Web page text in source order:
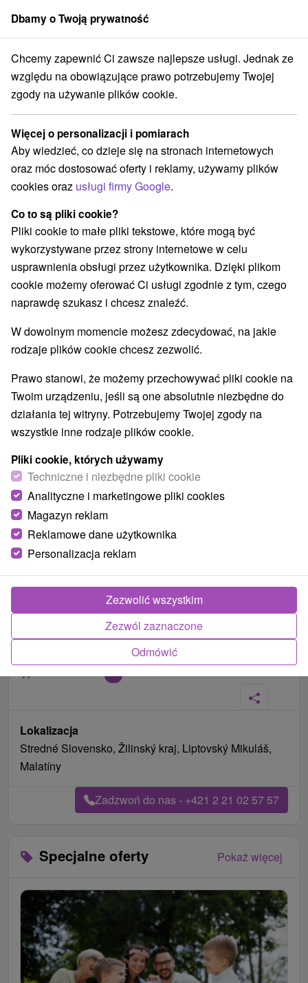
członek grupySorger
Žilinský kraj Malatíny Hotel Sojka *** Malatiny - Liptów
Hotel Sojka★★★Malatiny - Liptów
Malatíny
Rezerwacja i wybór oferty
Przejdź do lokalizacji
O URZĄDZENIA SPECJALNE OFERTY
SPRZĘT
OPINIE
Lokalizacja
Stredné Slovensko, Žilinský kraj, Liptovský Mikuláš,
Malatíny
Zadzwoń do nas - +421 2 21 02 57 57
Specjalne oferty Pokaż więcej
Dbamy o Twoją prywatność
Chcemy zapewnić Ci zawsze najlepsze usługi. Jednak ze
względu na obowiązujące prawo potrzebujemy Twojej
zgody na używanie plików cookie.
Więcej o personalizacji i pomiarach
Aby wiedzieć, co dzieje się na stronach internetowych
oraz móc dostosować oferty i reklamy, używamy plików
cookies oraz usługi firmy Google.
Co to są pliki cookie?
Pliki cookie to małe pliki tekstowe, które mogą być
wykorzystywane przez strony internetowe w celu
usprawnienia obsługi przez użytkownika. Dzięki plikom
cookie możemy oferować Ci usługi zgodnie z tym, czego
naprawdę szukasz i chcesz znaleźć.
W dowolnym momencie możesz zdecydować, na jakie
rodzaje plików cookie chcesz zezwolić.
Prawo stanowi, że możemy przechowywać pliki cookie na
Twoim urządzeniu, jeśli są one absolutnie niezbędne do
działania tej witryny. Potrzebujemy Twojej zgody na
wszystkie inne rodzaje plików cookie.
Pliki cookie, których używamy
Techniczne i niezbędne pliki cookie
Analityczne i marketingowe pliki cookies
Magazyn reklam
Reklamowe dane użytkownika
Personalizacja reklam
Odmówić
Zezwól zaznaczone
Zezwolić wszystkim